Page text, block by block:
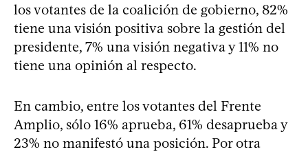
los votantes de la coalición de gobierno, 82%
tiene una visión positiva sobre la gestión del
presidente, 7% una visión negativa y 11% no
tiene una opinión al respecto.
En cambio, entre los votantes del Frente
Amplio, sólo 16% aprueba, 61% desaprueba y
23% no manifestó una posición. Por otra